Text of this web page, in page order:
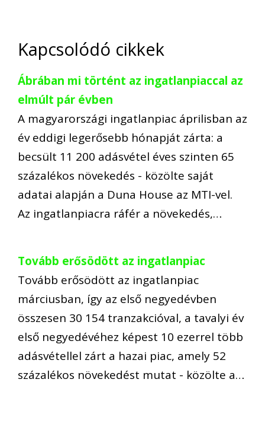
Kapcsolódó cikkek
Ábrában mi történt az ingatlanpiaccal az
elmúlt pár évben
A magyarországi ingatlanpiac áprilisban az
év eddigi legerősebb hónapját zárta: a
becsült 11 200 adásvétel éves szinten 65
százalékos növekedés - közölte saját
adatai alapján a Duna House az MTI-vel.
Az ingatlanpiacra ráfér a növekedés,…
Tovább erősödött az ingatlanpiac
Tovább erősödött az ingatlanpiac
márciusban, így az első negyedévben
összesen 30 154 tranzakcióval, a tavalyi év
első negyedévéhez képest 10 ezerrel több
adásvétellel zárt a hazai piac, amely 52
százalékos növekedést mutat - közölte a…